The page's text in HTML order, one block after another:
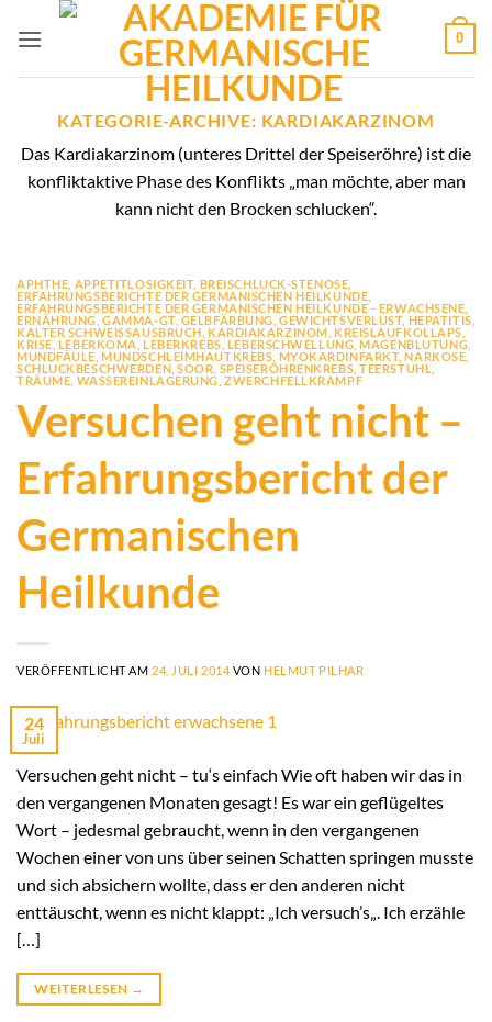
Inhalt
0
KATEGORIE-ARCHIVE: KARDIAKARZINOM
Das Kardiakarzinom (unteres Drittel der Speiseröhre) ist die
konfliktaktive Phase des Konflikts „man möchte, aber man
kann nicht den Brocken schlucken“.
APHTHE APPETITLOSIGKEIT, BREISCHLUCK-STENOSE
ERFAHRUNGSBERICHTE DER GERMANISCHEN HEILKUNDE
ERFAHRUNGSBERICHTE DER GERMANISCHEN HEILKUNDE - ERWACHSENE
ERNÄHRUNG ,GAMMA-GT, GELBFÄRBUNG ,GEWICHTSVERLUST, HEPATITIS
KALTER SCHWEISSAUSBRUCH ,KARDIAKARZINOM KREISLAUFKOLLAPS
KRISE LEBERKOMA ,LEBERKREBS LEBERSCHWELLUNG ,MAGENBLUTUNG
MUNDFÄULE ,MUNDSCHLEIMHAUTKREBS MYOKARDINFARKT,NARKOSE,
SCHLUCKBESCHWERDEN ,SOOR SPEISERÖHRENKREBS ,TEERSTUHL
TRÄUME WASSEREINLAGERUNG ,ZWERCHFELLKRAMPF
Versuchen geht nicht –
Erfahrungsbericht der
Germanischen
Heilkunde
VERÖFFENTLICHT AM 24. JULI 2014 VON HELMUT PILHAR
24
Juli
Versuchen geht nicht – tu‘s einfach Wie oft haben wir das in
den vergangenen Monaten gesagt! Es war ein geflügeltes
Wort – jedesmal gebraucht, wenn in den vergangenen
Wochen einer von uns über seinen Schatten springen musste
und sich absichern wollte, dass er den anderen nicht
enttäuscht, wenn es nicht klappt: „Ich versuch’s„. Ich erzähle
[…]
WEITERLESEN →